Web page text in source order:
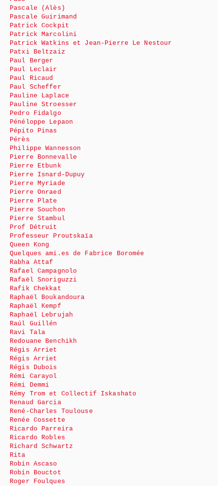
Pascale (Alès)
Pascale Guirimand
Patrick Cockpit
Patrick Marcolini
Patrick Watkins et Jean-Pierre Le Nestour
Patxi Beltzaiz
Paul Berger
Paul Leclair
Paul Ricaud
Paul Scheffer
Pauline Laplace
Pauline Stroesser
Pedro Fidalgo
Pénéloppe Lepaon
Pépito Pinas
Pérès
Philippe Wannesson
Pierre Bonnevalle
Pierre Etbunk
Pierre Isnard-Dupuy
Pierre Myriade
Pierre Onraed
Pierre Plate
Pierre Souchon
Pierre Stambul
Prof Détruit
Professeur Proutskaïa
Queen Kong
Quelques ami.es de Fabrice Boromée
Rabha Attaf
Rafael Campagnolo
Rafaël Snoriguzzi
Rafik Chekkat
Raphaël Boukandoura
Raphaël Kempf
Raphaël Lebrujah
Raúl Guillén
Ravi Tala
Redouane Benchikh
Régis Arriet
Régis Arriet
Régis Dubois
Rémi Carayol
Rémi Demmi
Rémy Trom et Collectif Iskashato
Renaud Garcia
René-Charles Toulouse
Renée Cossette
Ricardo Parreira
Ricardo Robles
Richard Schwartz
Rita
Robin Ascaso
Robin Bouctot
Roger Foulques